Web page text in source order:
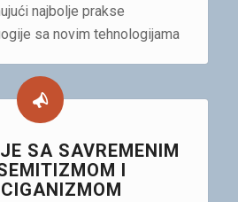
najbolje prakse
sa novim tehnologijama
SA SAVREMENIM
I